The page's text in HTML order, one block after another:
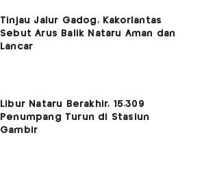
Tinjau Jalur Gadog, Kakorlantas
Sebut Arus Balik Nataru Aman dan
Lancar
Libur Nataru Berakhir, 15.309
Penumpang Turun di Stasiun
Gambir